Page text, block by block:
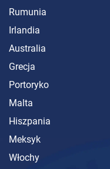
Rumunia
Irlandia
Australia
Grecja
Portoryko
Malta
Hiszpania
Meksyk
Włochy